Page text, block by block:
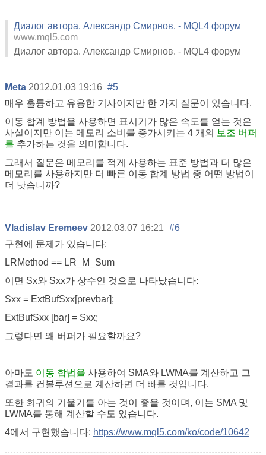
Диалог автора. Александр Смирнов. - MQL4 форум
www.mql5.com
Диалог автора. Александр Смирнов. - MQL4 форум
Meta 2012.01.03 19:16 #5
매우 훌륭하고 유용한 기사이지만 한 가지 질문이 있습니다.
이동 합계 방법을 사용하면 표시기가 많은 속도를 얻는 것은
사실이지만 이는 메모리 소비를 증가시키는 4 개의
보조 버퍼
를 추가하는 것을 의미합니다.
그래서 질문은 메모리를 적게 사용하는 표준 방법과 더 많은
메모리를 사용하지만 더 빠른 이동 합계 방법 중 어떤 방법이
더 낫습니까?
Vladislav Eremeev 2012.03.07 16:21 #6
구현에 문제가 있습니다:
LRMethod == LR_M_Sum
이면 Sx와 Sxx가 상수인 것으로 나타났습니다:
Sxx = ExtBufSxx[prevbar];
ExtBufSxx [bar] = Sxx;
그렇다면 왜 버퍼가 필요할까요?
아마도 이동 합법을 사용하여 SMA와 LWMA를 계산하고 그
결과를 컨볼루션으로 계산하면 더 빠를 것입니다.
또한 회귀의 기울기를 아는 것이 좋을 것이며, 이는 SMA 및
LWMA를 통해 계산할 수도 있습니다.
4에서 구현했습니다: https://www.mql5.com/ko/code/10642